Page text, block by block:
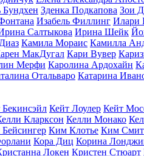
Бундхен Зденка Подкапова Зои
Изабель Филлинг Илари
Салтыкова Ирина Шейк
Камила Мораис Камилла
МакДугал Кари Вувер
Мерфи Каролина Ардохайн
Отальваро Катарина
Бекинсэйл Кейт Лоулер Кейт
Кларксон Келли Монако
Ким Клотье Ким Смит
Кора Диц Корина
Локен Кристен Стюарт